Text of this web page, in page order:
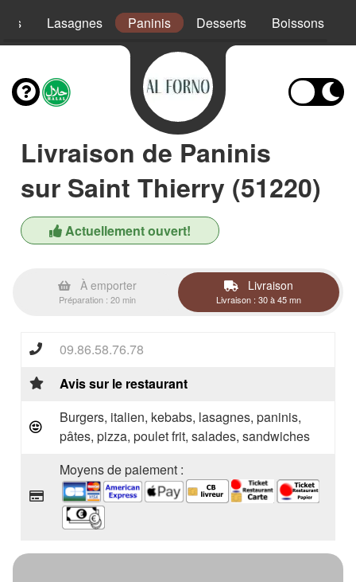
Lasagnes Paninis Desserts Boissons
Livraison de Paninis
sur Saint Thierry (51220)
Actuellement ouvert!
À emporter
Préparation : 20 min
Livraison
Livraison : 30 à 45 mn
09.86.58.76.78
Avis sur le restaurant
Burgers, italien, kebabs, lasagnes, paninis,
pâtes, pizza, poulet frit, salades, sandwiches
Moyens de paiement :